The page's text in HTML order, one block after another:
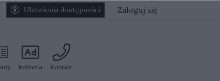
Ułatwienia dostępności Zaloguj się
Reklama Kontakt